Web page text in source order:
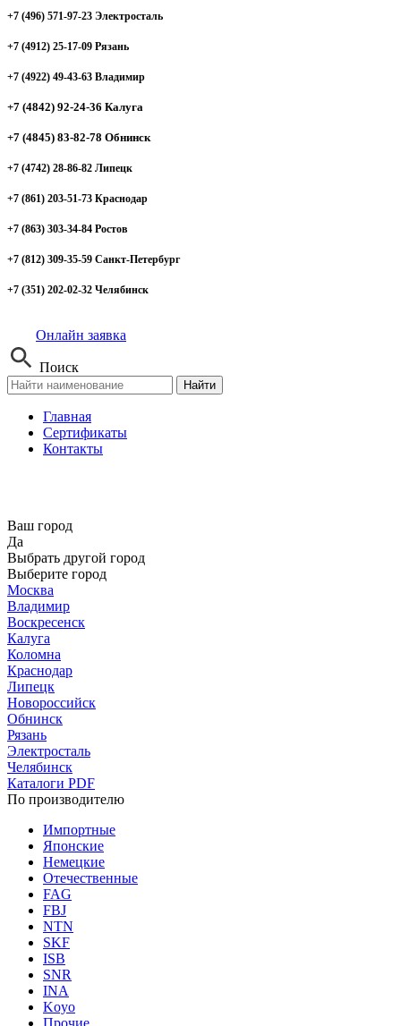
+7 (496) 571-97-23 Электросталь
+7 (4912) 25-17-09 Рязань
+7 (4922) 49-43-63 Владимир
+7 (4842) 92-24-36 Калуга
+7 (4845) 83-82-78 Обнинск
+7 (4742) 28-86-82 Липецк
+7 (861) 203-51-73 Краснодар
+7 (863) 303-34-84 Ростов
+7 (812) 309-35-59 Санкт-Петербург
+7 (351) 202-02-32 Челябинск
Онлайн заявка
Поиск
Найти
Главная
Сертификаты
Контакты
Ваш город
Да
Выбрать другой город
Выберите город
Москва
Владимир
Воскресенск
Калуга
Коломна
Краснодар
Липецк
Новороссийск
Обнинск
Рязань
Электросталь
Челябинск
Каталоги PDF
По производителю
Импортные
Японские
Немецкие
Отечественные
FAG
FBJ
NTN
SKF
ISB
SNR
INA
Koyo
Прочие